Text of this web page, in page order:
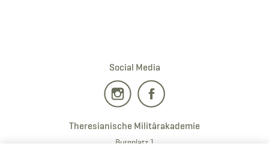
Social Media
Theresianische Militärakademie
Burgplatz 1